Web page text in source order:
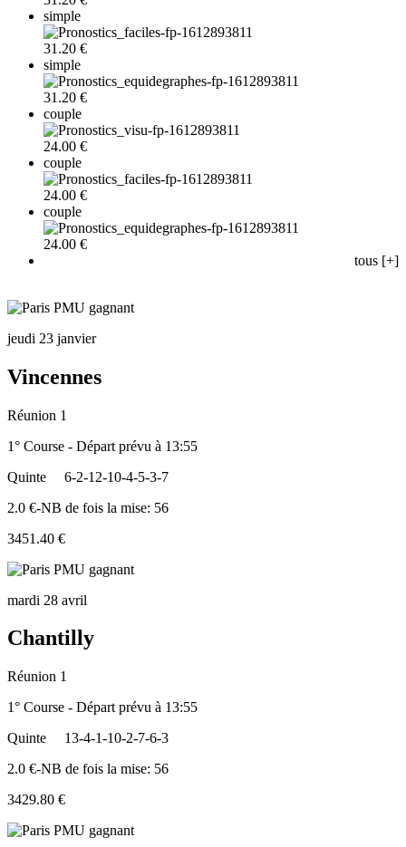
simple
31.20 €
simple
31.20 €
couple
24.00 €
couple
24.00 €
couple
24.00 €
tous [+]
jeudi 23 janvier
Vincennes
Réunion 1
1° Course - Départ prévu à 13:55
Quinte
6-2-12-10-4-5-3-7
2.0 €-NB de fois la mise: 56
3451.40 €
mardi 28 avril
Chantilly
Réunion 1
1° Course - Départ prévu à 13:55
Quinte
13-4-1-10-2-7-6-3
2.0 €-NB de fois la mise: 56
3429.80 €